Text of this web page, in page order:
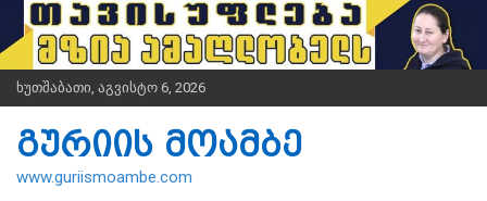
i
t
ხუთშაბათი, აგვისტო 6, 2026
გურიის მოამბე
www.guriismoambe.com